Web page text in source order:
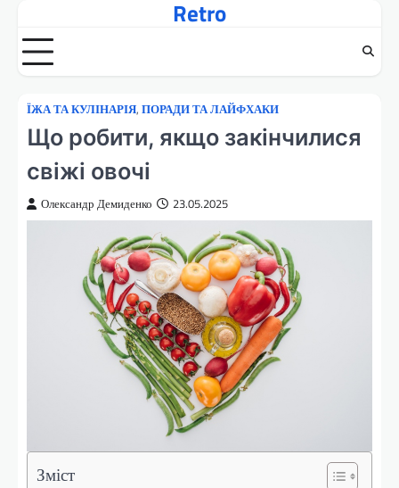
вмісту
Retro
ЇЖА ТА КУЛІНАРІЯ, ПОРАДИ ТА ЛАЙФХАКИ
Що робити, якщо закінчилися
свіжі овочі
Олександр Демиденко 23.05.2025
Зміст